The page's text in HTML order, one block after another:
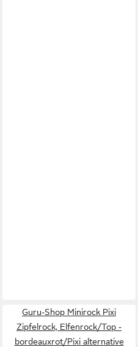
Guru-Shop Minirock Pixi
Zipfelrock, Elfenrock/Top -
bordeauxrot/Pixi alternative